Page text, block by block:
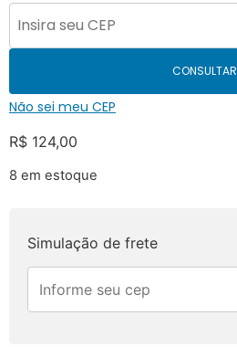
CONSULTAR
Não sei meu CEP
R$ 124,00
8 em estoque
Simulação de frete